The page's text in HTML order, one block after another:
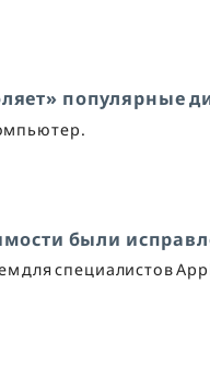
популярные
были
для специалистов